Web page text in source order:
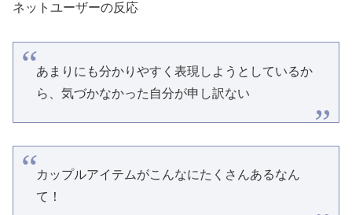
ネットユーザーの反応
あまりにも分かりやすく表現しようとしているか
ら、気づかなかった自分が申し訳ない
カップルアイテムがこんなにたくさんあるなん
て！